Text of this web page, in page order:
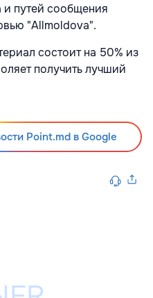
и путей сообщения
"Allmoldova".
состоит на 50% из
получить лучший
Point.md в Google